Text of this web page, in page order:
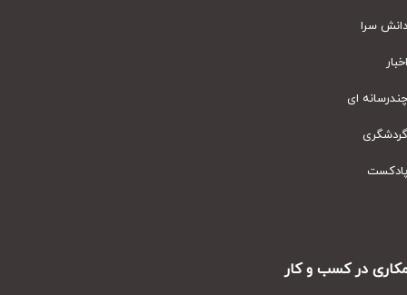
سرا
ای
در کسب و کار